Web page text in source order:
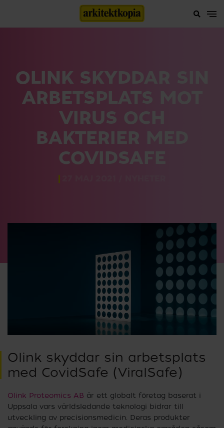
OLINK SKYDDAR SIN
ARBETSPLATS MOT
VIRUS OCH
BAKTERIER MED
COVIDSAFE
Olink skyddar sin arbetsplats
med CovidSafe (ViralSafe)
Olink Proteomics AB är ett globalt företag baserat i
Uppsala vars världsledande teknologi bidrar till
utveckling av precisionsmedicin. Deras produkter